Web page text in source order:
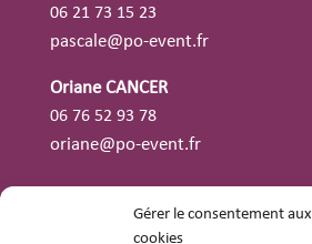
Gérer le consentement aux
cookies
06 21 73 15 23
pascale@po-event.fr
Oriane CANCER
06 76 52 93 78
oriane@po-event.fr
J'ai un projet